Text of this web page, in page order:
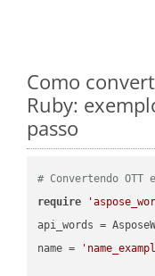
Como
Ruby:
passo
# Convertendo OTT
require
api_words =
name =